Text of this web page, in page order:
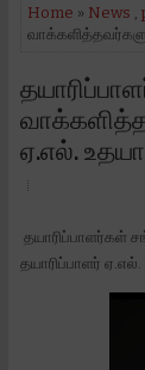
Home » News
ஏ.எல்.
தயாரிப்பாளர்கள்
தயாரிப்பாளர்